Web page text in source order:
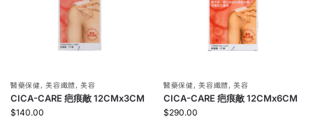
醫藥保健,美容纖體,美容
CICA-CARE 疤痕敵 12CMx3CM
$140.00
醫藥保健,美容纖體,美容
CICA-CARE 疤痕敵 12CMx6CM
$290.00